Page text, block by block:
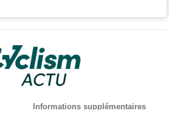
Informations supplémentaires